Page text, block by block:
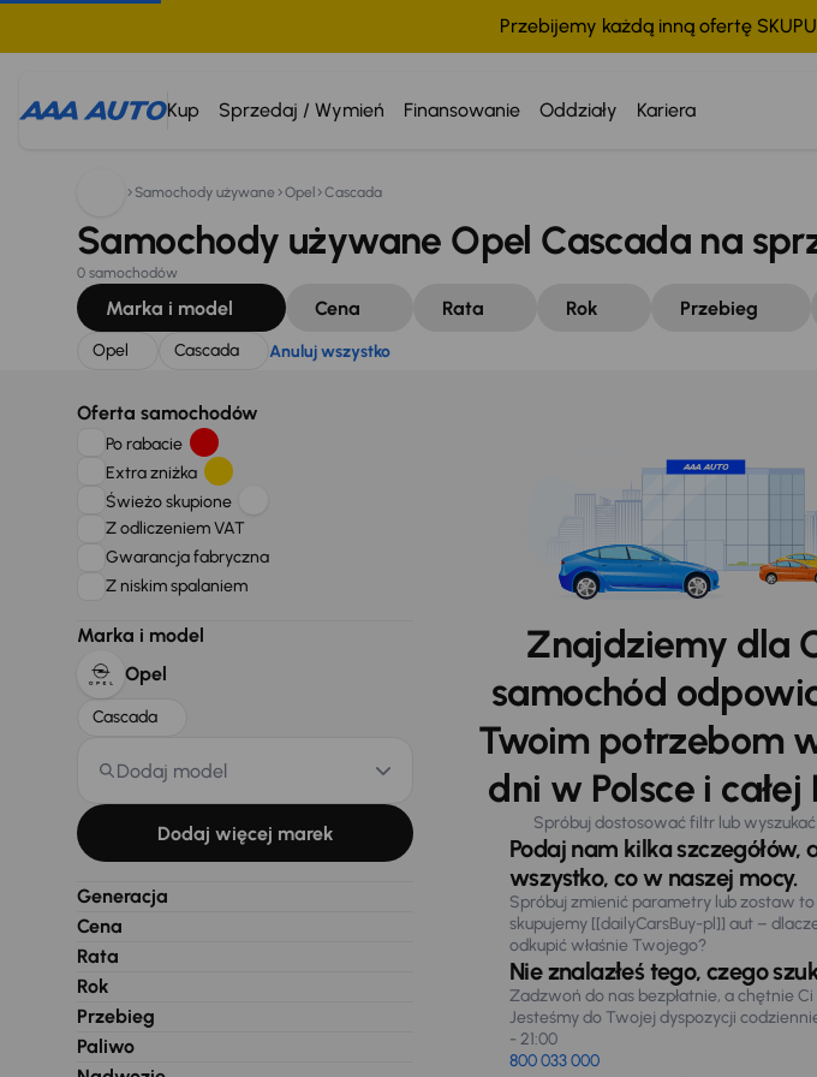
Przebijemy każdą inną ofertę
Kup Sprzedaj / Wymień Finansowanie Oddziały Kariera
Szukam: Anuluj wszystko
Samochody używane Opel Cascada
Samochody używane Opel Cascada na
0 samochodów
Marka i model Cena Rata Rok Przebieg
Opel Cascada Anuluj wszystko
Oferta samochodów
Po rabacie
Extra zniżka
Świeżo skupione
Z odliczeniem VAT
Gwarancja fabryczna
Z niskim spalaniem
Marka i model
Opel
Cascada
Dodaj model
Dodaj więcej marek
Generacja
Cena
Rata
Rok
Przebieg
Paliwo
Znajdziemy dla
samochód
Twoim potrzebom
dni w Polsce i całej
Spróbuj dostosować filtr lub
Podaj nam kilka szczegółów,
wszystko, co w naszej mocy.
Spróbuj zmienić parametry lub zostaw
skupujemy [[dailyCarsBuy-pl]] aut –
odkupić właśnie Twojego?
Nie znalazłeś tego, czego
Zadzwoń do nas bezpłatnie, a chętnie
Jesteśmy do Twojej dyspozycji
- 21:00
800 033 000